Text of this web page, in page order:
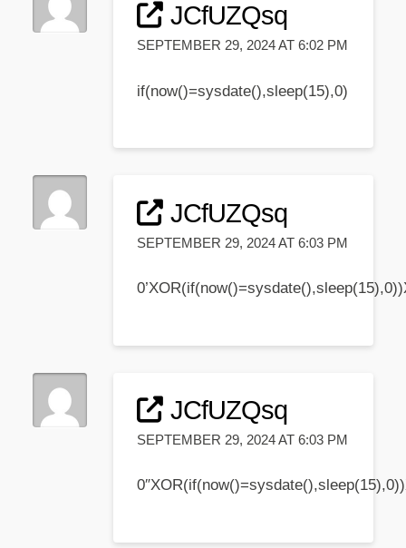
JCfUZQsq
SEPTEMBER 29, 2024 AT 6:02 PM
if(now()=sysdate(),sleep(15),0)
JCfUZQsq
SEPTEMBER 29, 2024 AT 6:03 PM
JCfUZQsq
SEPTEMBER 29, 2024 AT 6:03 PM